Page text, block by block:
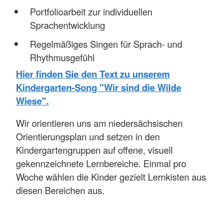
Portfolioarbeit zur individuellen
Sprachentwicklung
Regelmäßiges Singen für Sprach- und
Rhythmusgefühl
Hier finden Sie den Text zu unserem
Kindergarten-Song "Wir sind die Wilde
Wiese".
Wir orientieren uns am niedersächsischen
Orientierungsplan und setzen in den
Kindergartengruppen auf offene, visuell
gekennzeichnete Lernbereiche. Einmal pro
Woche wählen die Kinder gezielt Lernkisten aus
diesen Bereichen aus.